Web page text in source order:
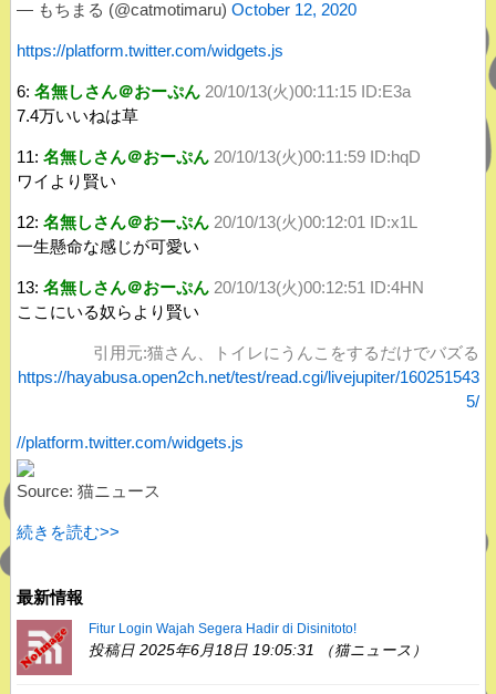
— もちまる (@catmotimaru) October 12, 2020
https://platform.twitter.com/widgets.js
6: 名無しさん＠おーぷん 20/10/13(火)00:11:15 ID:E3a
7.4万いいねは草
11: 名無しさん＠おーぷん 20/10/13(火)00:11:59 ID:hqD
ワイより賢い
12: 名無しさん＠おーぷん 20/10/13(火)00:12:01 ID:x1L
一生懸命な感じが可愛い
13: 名無しさん＠おーぷん 20/10/13(火)00:12:51 ID:4HN
ここにいる奴らより賢い
引用元:猫さん、トイレにうんこをするだけでバズる
https://hayabusa.open2ch.net/test/read.cgi/livejupiter/160251543
5/
//platform.twitter.com/widgets.js
Source: 猫ニュース
続きを読む>>
最新情報
Fitur Login Wajah Segera Hadir di Disinitoto!
投稿日 2025年6月18日 19:05:31 （猫ニュース）